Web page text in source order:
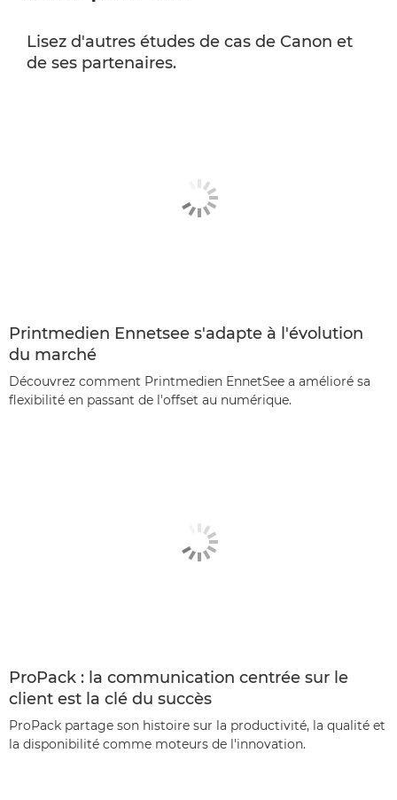
Lisez d'autres études de cas de Canon et
de ses partenaires.
Printmedien Ennetsee s'adapte à l'évolution
du marché
Découvrez comment Printmedien EnnetSee a amélioré sa
flexibilité en passant de l'offset au numérique.
ProPack : la communication centrée sur le
client est la clé du succès
ProPack partage son histoire sur la productivité, la qualité et
la disponibilité comme moteurs de l'innovation.